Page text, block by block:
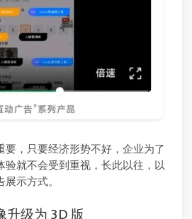
要，只要经济形势不好，企业为了
验就不会受到重视，长此以往，以
示方式。
升级为 3D 版